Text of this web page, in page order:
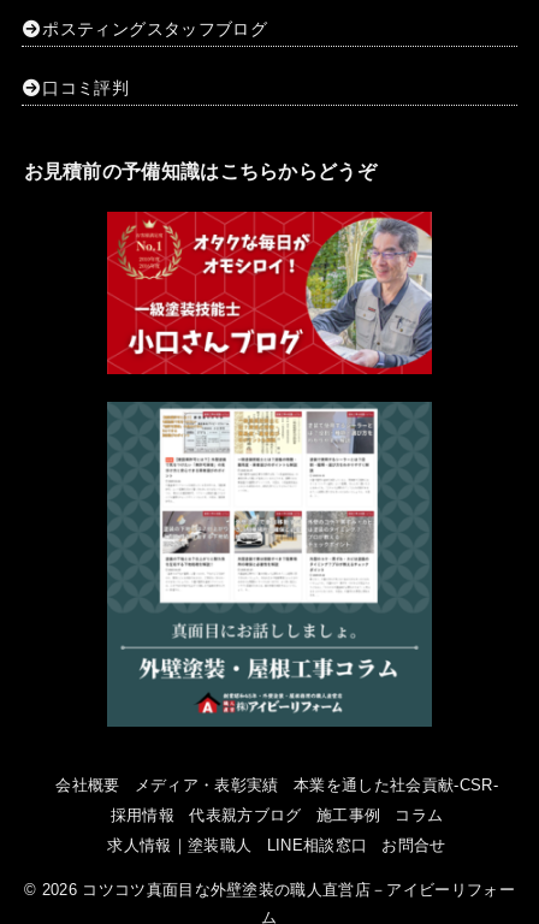
ポスティングスタッフブログ
口コミ評判
お見積前の予備知識はこちらからどうぞ
会社概要 メディア・表彰実績
本業を通した社会貢献-CSR-
採用情報
代表親方ブログ 施工事例
コラム
求人情報｜塗装職人
LINE相談窓口 お問合せ
© 2026 コツコツ真面目な外壁塗装の職人直営店－アイビーリフォー
ム